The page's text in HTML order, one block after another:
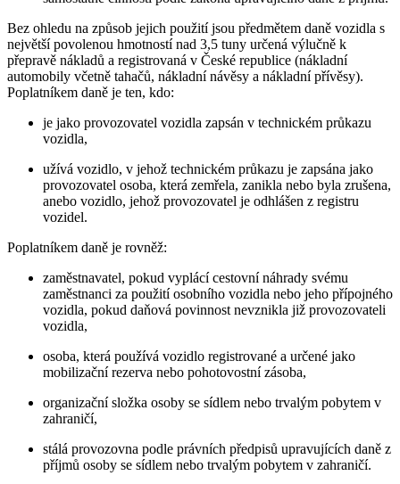
Bez ohledu na způsob jejich použití jsou předmětem daně vozidla s
největší povolenou hmotností nad 3,5 tuny určená výlučně k
přepravě nákladů a registrovaná v České republice (nákladní
automobily včetně tahačů, nákladní návěsy a nákladní přívěsy).
Poplatníkem daně je ten, kdo:
je jako provozovatel vozidla zapsán v technickém průkazu
vozidla,
užívá vozidlo, v jehož technickém průkazu je zapsána jako
provozovatel osoba, která zemřela, zanikla nebo byla zrušena,
anebo vozidlo, jehož provozovatel je odhlášen z registru
vozidel.
Poplatníkem daně je rovněž:
zaměstnavatel, pokud vyplácí cestovní náhrady svému
zaměstnanci za použití osobního vozidla nebo jeho přípojného
vozidla, pokud daňová povinnost nevznikla již provozovateli
vozidla,
osoba, která používá vozidlo registrované a určené jako
mobilizační rezerva nebo pohotovostní zásoba,
organizační složka osoby se sídlem nebo trvalým pobytem v
zahraničí,
stálá provozovna podle právních předpisů upravujících daně z
příjmů osoby se sídlem nebo trvalým pobytem v zahraničí.